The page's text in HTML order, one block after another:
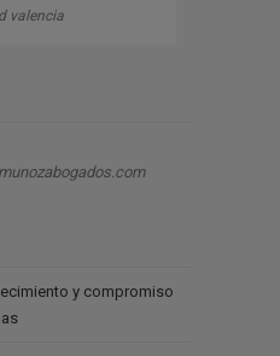
valencia
y compromiso